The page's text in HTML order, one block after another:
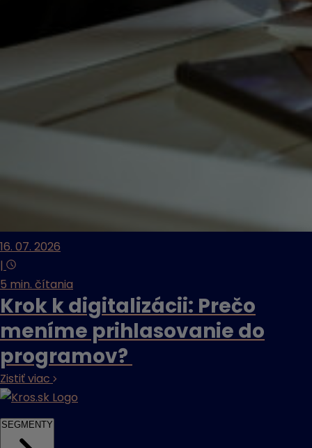
16. 07. 2026
|
5 min. čítania
Krok k digitalizácii: Prečo
meníme prihlasovanie do
programov?
Zistiť viac
SEGMENTY